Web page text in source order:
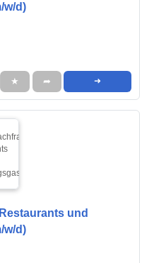
w/d)
★ ➦ ➜
und
w/d)